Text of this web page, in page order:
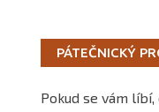
PÁTEČNICKÝ
Pokud se vám